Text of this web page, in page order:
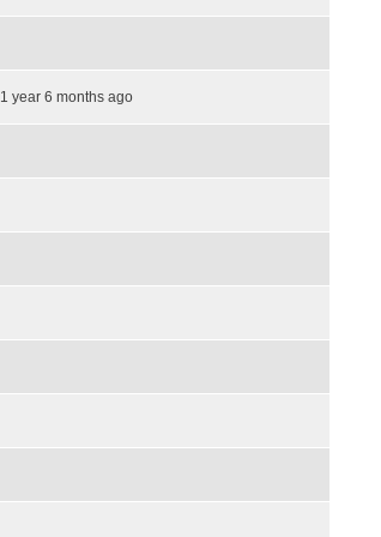
1 year 6 months ago